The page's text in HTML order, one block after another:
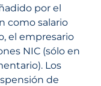
por el
como salario
el empresario
NIC (sólo en
Los
de